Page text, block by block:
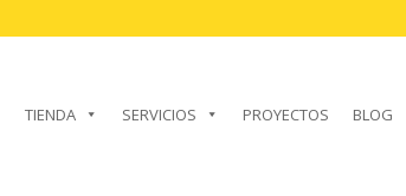
TIENDA SERVICIOS PROYECTOS BLOG